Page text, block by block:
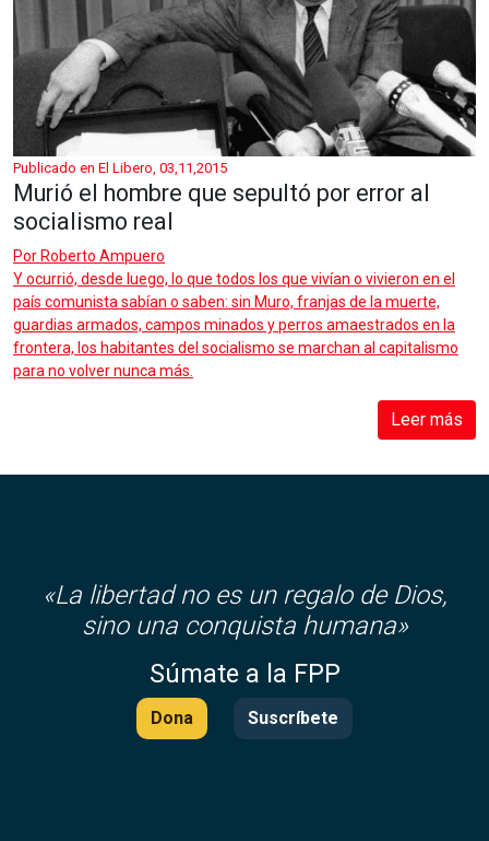
Publicado en El Libero, 03,11,2015
Murió el hombre que sepultó por error al
socialismo real
Por Roberto Ampuero
Y ocurrió, desde luego, lo que todos los que vivían o vivieron en el
país comunista sabían o saben: sin Muro, franjas de la muerte,
guardias armados, campos minados y perros amaestrados en la
frontera, los habitantes del socialismo se marchan al capitalismo
para no volver nunca más.
Leer más
«La libertad no es un regalo de Dios,
sino una conquista humana»
Súmate a la FPP
Dona Suscríbete